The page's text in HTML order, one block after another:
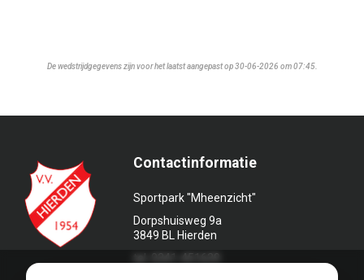
De wedstrijdgegevens zijn voor het laatst aangepast op 30-06-2026 om 07:45.
Contactinformatie
Sportpark "Mheenzicht"
Dorpshuisweg 9a
3849 BL Hierden